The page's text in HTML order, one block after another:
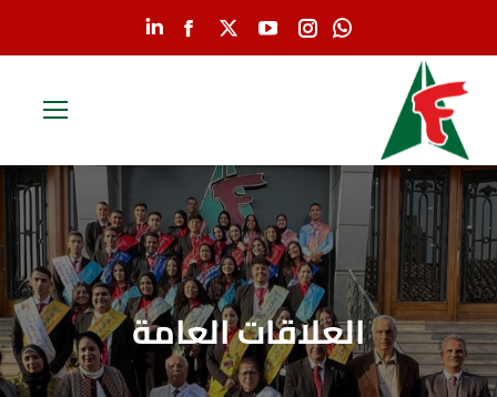
Whatsapp
page
window
Instagram
page
window
YouTube
page
window
page
window
Facebook
page
window
page
window
العلاقات العامة